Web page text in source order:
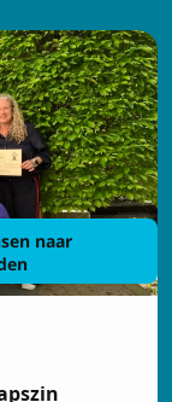
naar